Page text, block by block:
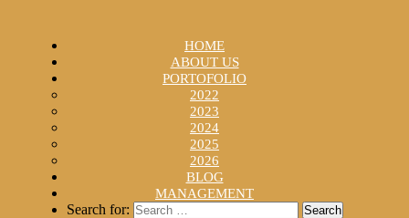
HOME
ABOUT US
PORTOFOLIO
2022
2023
2024
2025
2026
BLOG
MANAGEMENT
Search for: